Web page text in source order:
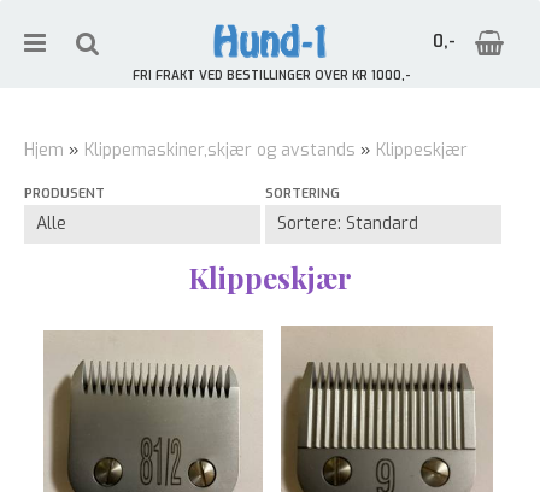
0,-
FRI FRAKT VED BESTILLINGER OVER KR 1000,-
Hjem » Klippemaskiner,skjær og avstands » Klippeskjær
PRODUSENT SORTERING
Klippeskjær